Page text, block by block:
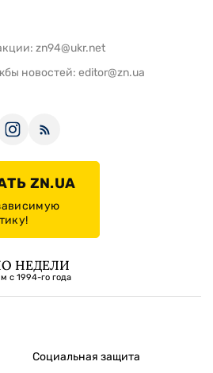
zn94@ukr.net
новостей: editor@zn.ua
ZN.UA
НЕДЕЛИ
с 1994-го года
Социальная защита